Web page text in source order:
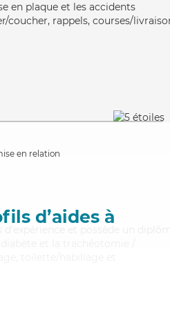
en plaque et les accidents
coucher, rappels, courses/
en relation
d’aides à
et possède un
et la trachéotomie /